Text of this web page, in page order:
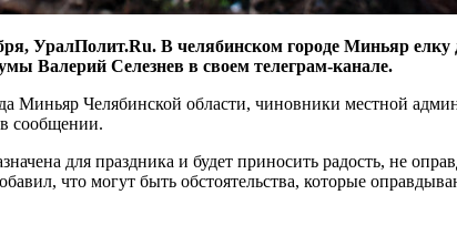
В челябинском городе Миньяр елку
Валерий Селезнев в своем телеграм-канале.
Миньяр Челябинской области, чиновники местной
сообщении.
для праздника и будет приносить радость, не
что могут быть обстоятельства, которые